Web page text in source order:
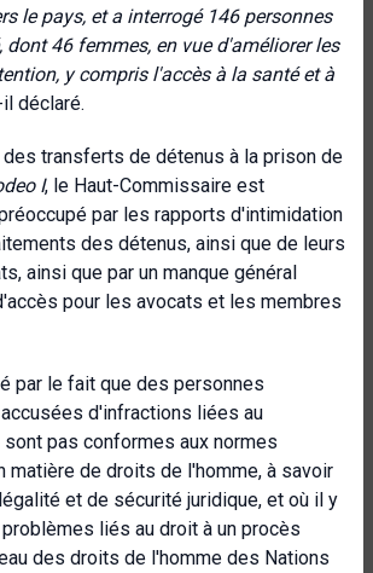
le pays, et a interrogé 146 personnes
dont 46 femmes, en vue d'améliorer les
y compris l'accès à la santé et à
déclaré.
transferts de détenus à la prison de
I, le Haut-Commissaire est
par les rapports d'intimidation
des détenus, ainsi que de leurs
ainsi que par un manque général
pour les avocats et les membres
par le fait que des personnes
d'infractions liées au
pas conformes aux normes
matière de droits de l'homme, à savoir
et de sécurité juridique, et où il y
liés au droit à un procès
des droits de l'homme des Nations